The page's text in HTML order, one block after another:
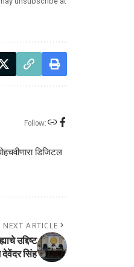
Follow:
डिजिटल
NEXT ARTICLE
उद्दिष्ट
देवेंदर सिंह